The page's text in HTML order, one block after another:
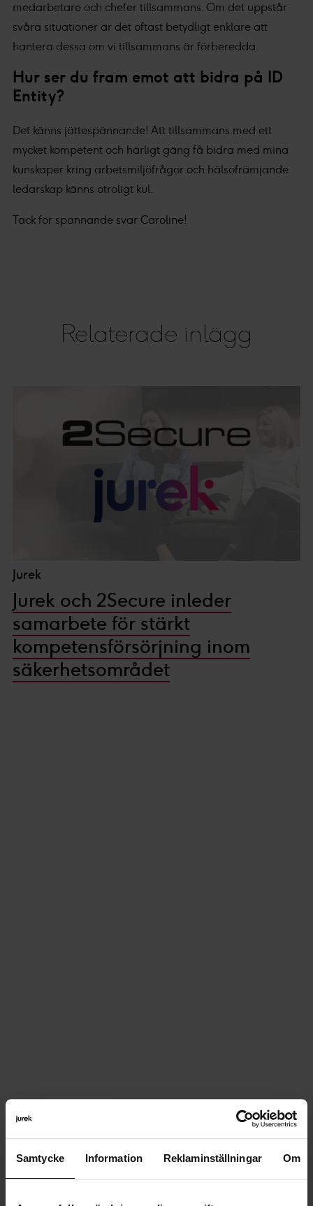
Samtycke Information Reklaminställningar Om
medarbetare och chefer tillsammans. Om det uppstår
svåra situationer är det oftast betydligt enklare att
hantera dessa om vi tillsammans är förberedda.
Hur ser du fram emot att bidra på ID
Entity?
Det känns jättespännande! Att tillsammans med ett
mycket kompetent och härligt gäng få bidra med mina
kunskaper kring arbetsmiljöfrågor och hälsofrämjande
ledarskap känns otroligt kul.
Tack för spännande svar Caroline!
Relaterade inlägg
Jurek
Jurek och 2Secure inleder
samarbete för stärkt
kompetensförsörjning inom
säkerhetsområdet